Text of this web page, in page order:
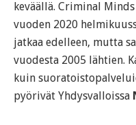
keväällä. Criminal
vuoden 2020
jatkaa edelleen, mutta
vuodesta 2005 lähtien.
kuin
pyörivät Yhdysvalloissa